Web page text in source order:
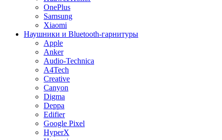
OnePlus
Samsung
Xiaomi
Наушники и Bluetooth-гарнитуры
Apple
Anker
Audio-Technica
A4Tech
Creative
Canyon
Digma
Deppa
Edifier
Google Pixel
HyperX